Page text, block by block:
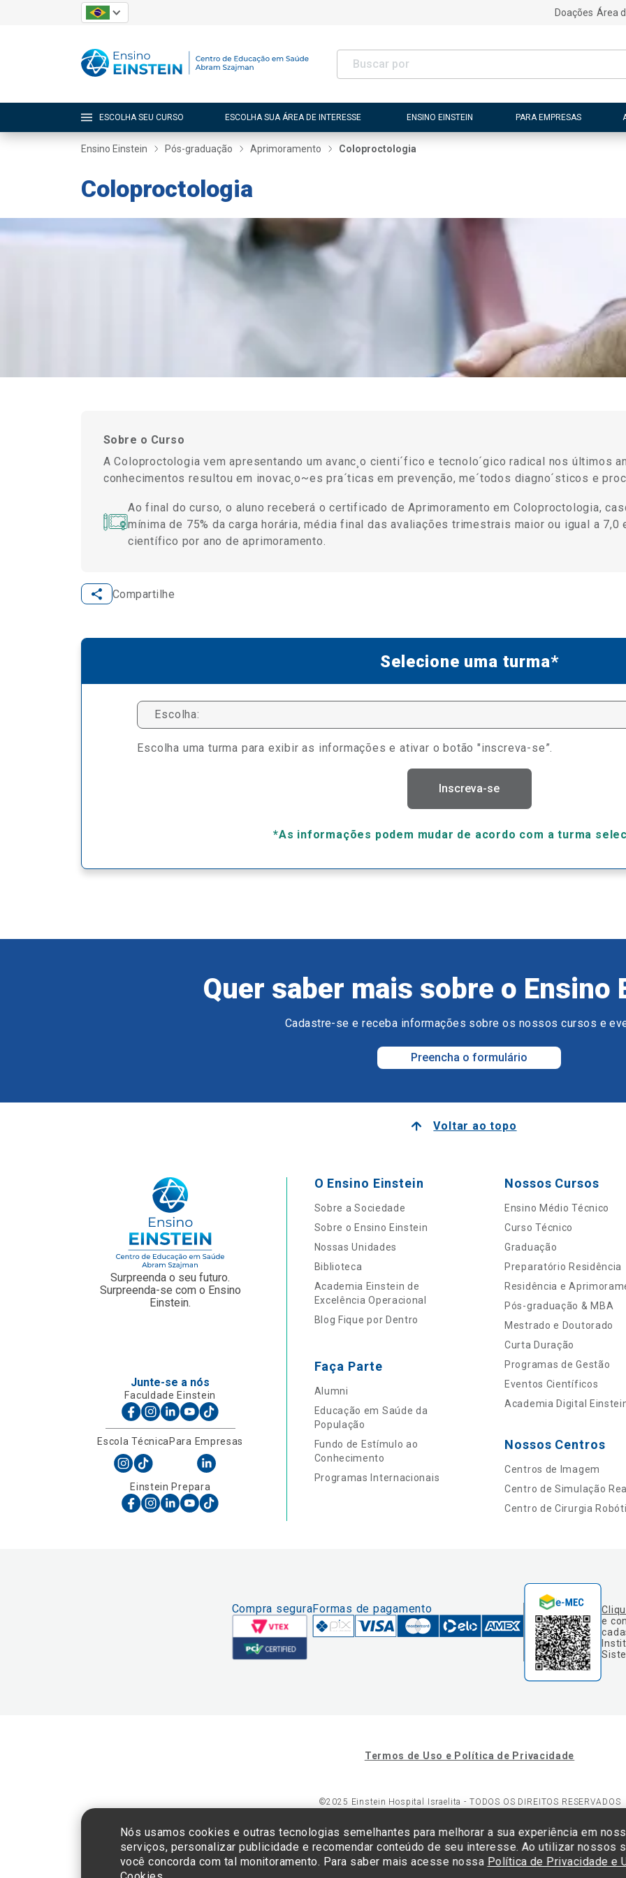
Doações Área
ESCOLHA SEU CURSO ESCOLHA SUA ÁREA DE INTERESSE ENSINO EINSTEIN PARA EMPRESAS
Ensino Einstein Pós-graduação Aprimoramento Coloproctologia
Coloproctologia
Sobre o Curso
A Coloproctologia vem apresentando um avanc¸o cienti´fico e tecnolo´gico radical nos últimos
conhecimentos resultou em inovac¸o~es pra´ticas em prevenção, me´todos diagno´sticos e
Ao final do curso, o aluno receberá o certificado de Aprimoramento em Coloproctologia,
mínima de 75% da carga horária, média final das avaliações trimestrais maior ou igual a 7,0
científico por ano de aprimoramento.
Compartilhe
Selecione uma turma*
Escolha:
Escolha uma turma para exibir as informações e ativar o botão "inscreva-se”.
Inscreva-se
*As informações podem mudar de acordo com a turma
Quer saber mais sobre o Ensino
Cadastre-se e receba informações sobre os nossos cursos e
Preencha o formulário
Voltar ao topo
Surpreenda o seu futuro.
Surpreenda-se com o Ensino
Einstein.
Junte-se a nós
Faculdade Einstein
Escola TécnicaPara Empresas
Einstein Prepara
O Ensino Einstein
Sobre a Sociedade
Sobre o Ensino Einstein
Nossas Unidades
Biblioteca
Academia Einstein de
Excelência Operacional
Blog Fique por Dentro
Faça Parte
Alumni
Educação em Saúde da
População
Fundo de Estímulo ao
Conhecimento
Programas Internacionais
Nossos Cursos
Ensino Médio Técnico
Curso Técnico
Graduação
Preparatório Residência
Residência e
Pós-graduação & MBA
Mestrado e Doutorado
Curta Duração
Programas de Gestão
Eventos Científicos
Academia Digital
Nossos Centros
Centros de Imagem
Centro de Simulação
Centro de Cirurgia
Compra seguraFormas de pagamento
e
Termos de Uso e Política de Privacidade
©2025 Einstein Hospital Israelita - TODOS OS DIREITOS RESERVADOS
Nós usamos cookies e outras tecnologias semelhantes para melhorar a sua experiência em
serviços, personalizar publicidade e recomendar conteúdo de seu interesse. Ao utilizar nossos
você concorda com tal monitoramento. Para saber mais acesse nossa Política de Privacidade e